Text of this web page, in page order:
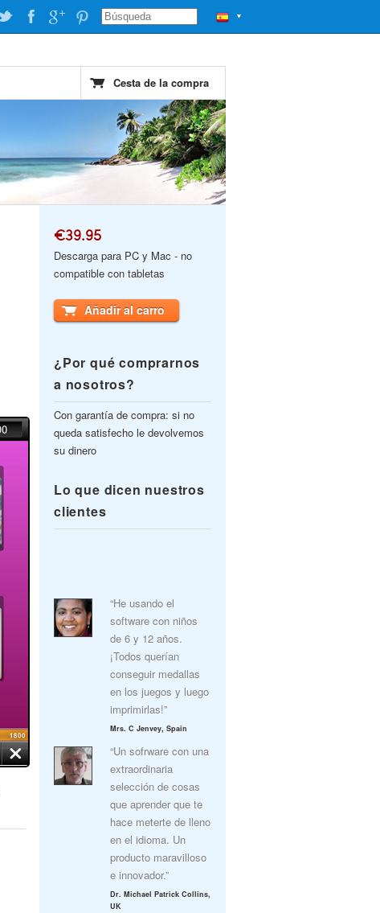
▼
Cesta de la compra
€39.95
Descarga para PC y Mac - no
compatible con tabletas
Añadir al carro
¿Por qué comprarnos
a nosotros?
Con garantía de compra: si no
queda satisfecho le devolvemos
su dinero
Lo que dicen nuestros
clientes
“He usando el
software con niños
de 6 y 12 años.
¡Todos querían
conseguir medallas
en los juegos y luego
imprimirlas!”
Mrs. C Jenvey, Spain
“Un sofrware con una
extraordinaria
selección de cosas
que aprender que te
hace meterte de lleno
en el idioma. Un
producto maravilloso
e innovador.”
Dr. Michael Patrick Collins,
UK